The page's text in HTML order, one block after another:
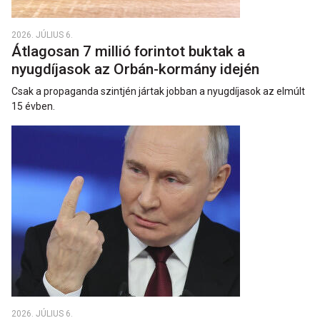
2026. JÚLIUS 6.
Átlagosan 7 millió forintot buktak a
nyugdíjasok az Orbán-kormány idején
Csak a propaganda szintjén jártak jobban a nyugdíjasok az elmúlt
15 évben.
2026. JÚLIUS 6.